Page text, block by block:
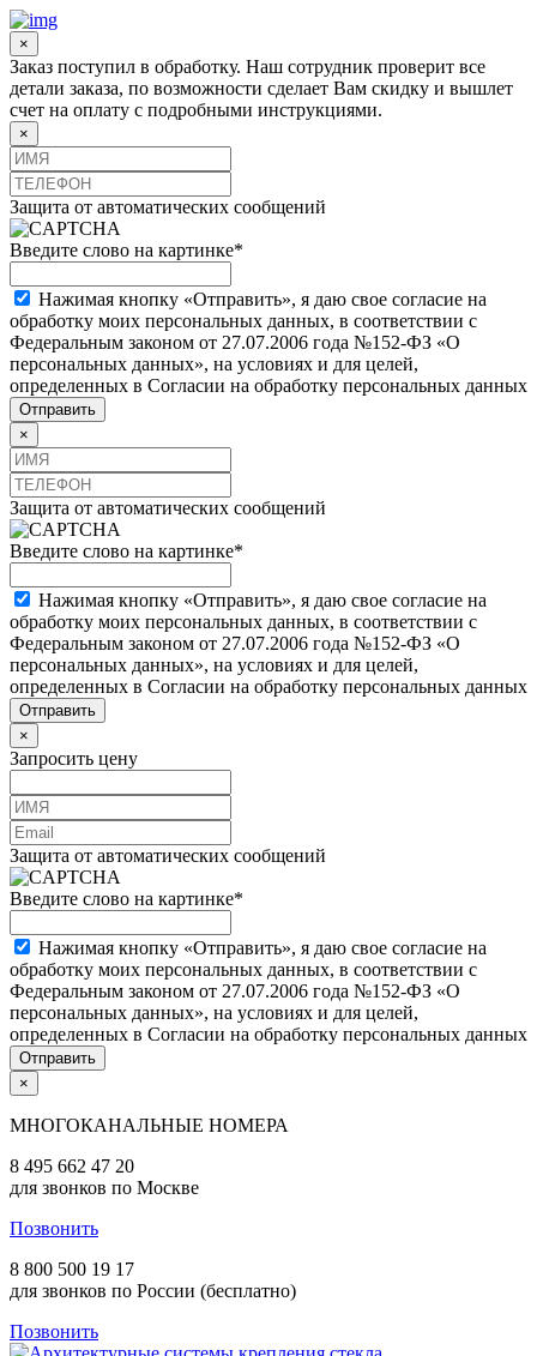
×
Заказ поступил в обработку. Наш сотрудник проверит все
детали заказа, по возможности сделает Вам скидку и вышлет
счет на оплату с подробными инструкциями.
×
Защита от автоматических сообщений
Введите слово на картинке*
Нажимая кнопку «Отправить», я даю свое согласие на
обработку моих персональных данных, в соответствии с
Федеральным законом от 27.07.2006 года №152-ФЗ «О
персональных данных», на условиях и для целей,
определенных в Согласии на обработку персональных данных
×
Защита от автоматических сообщений
Введите слово на картинке*
Нажимая кнопку «Отправить», я даю свое согласие на
обработку моих персональных данных, в соответствии с
Федеральным законом от 27.07.2006 года №152-ФЗ «О
персональных данных», на условиях и для целей,
определенных в Согласии на обработку персональных данных
×
Запросить цену
Защита от автоматических сообщений
Введите слово на картинке*
Нажимая кнопку «Отправить», я даю свое согласие на
обработку моих персональных данных, в соответствии с
Федеральным законом от 27.07.2006 года №152-ФЗ «О
персональных данных», на условиях и для целей,
определенных в Согласии на обработку персональных данных
×
МНОГОКАНАЛЬНЫЕ НОМЕРА
8 495 662 47 20
для звонков по Москве
Позвонить
8 800 500 19 17
для звонков по России (бесплатно)
Позвонить